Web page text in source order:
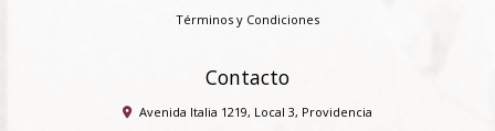
Términos y Condiciones
Contacto
Avenida Italia 1219, Local 3, Providencia